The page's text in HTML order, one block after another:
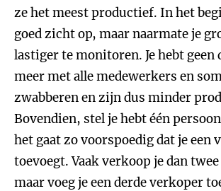
ze het meest productief. In het
goed zicht op, maar naarmate je
lastiger te monitoren. Je hebt
meer met alle medewerkers en
zwabberen en zijn dus minder
Bovendien, stel je hebt één
het gaat zo voorspoedig dat je een
toevoegt. Vaak verkoop je dan
maar voeg je een derde verkoper